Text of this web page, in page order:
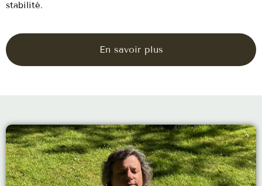
stabilité.
En savoir plus